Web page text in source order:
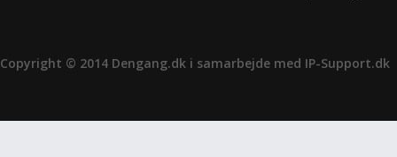
Copyright © 2014 Dengang.dk i samarbejde med IP-Support.dk